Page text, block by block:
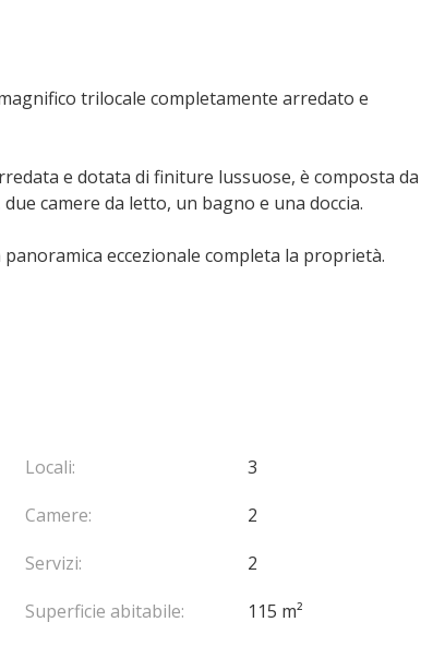
trilocale completamente arredato e
e dotata di finiture lussuose, è composta da
camere da letto, un bagno e una doccia.
eccezionale completa la proprietà.
e acqua, assicurazione multi-rischio, pulizia
dell'hotel come lavanderia, generi alimentari e
Locali:
3
Camere:
2
Servizi:
2
Superficie abitabile:
115 m²